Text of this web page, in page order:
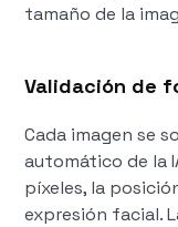
tamaño de la
Validación de
Cada imagen se
automático de la
píxeles, la
expresión facial.